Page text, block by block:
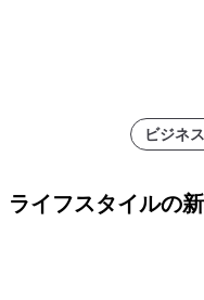
ビジネ
ライフスタイルの